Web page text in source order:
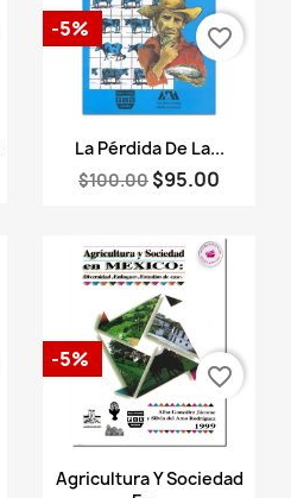
Vista rápida
La Pérdida De La...
$100.00 $95.00
-5% favorite_border
Vista rápida
Agricultura Y Sociedad
-5%
favorite_border